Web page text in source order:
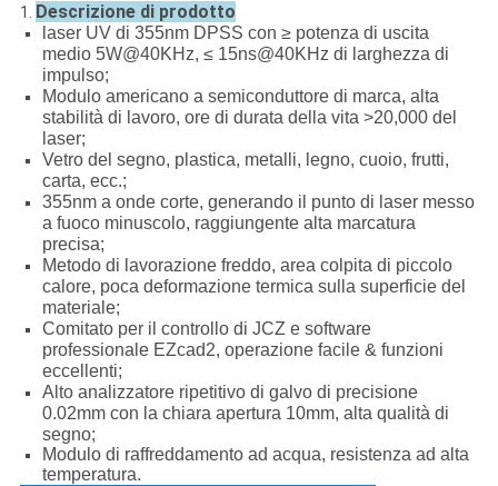
1. Descrizione di prodotto
laser UV di 355nm DPSS con ≥ potenza di uscita
medio 5W@40KHz, ≤ 15ns@40KHz di larghezza di
impulso;
Modulo americano a semiconduttore di marca, alta
stabilità di lavoro, ore di durata della vita >20,000 del
laser;
Vetro del segno, plastica, metalli, legno, cuoio, frutti,
carta, ecc.;
355nm a onde corte, generando il punto di laser messo
a fuoco minuscolo, raggiungente alta marcatura
precisa;
Metodo di lavorazione freddo, area colpita di piccolo
calore, poca deformazione termica sulla superficie del
materiale;
Comitato per il controllo di JCZ e software
professionale EZcad2, operazione facile & funzioni
eccellenti;
Alto analizzatore ripetitivo di galvo di precisione
0.02mm con la chiara apertura 10mm, alta qualità di
segno;
Modulo di raffreddamento ad acqua, resistenza ad alta
temperatura.